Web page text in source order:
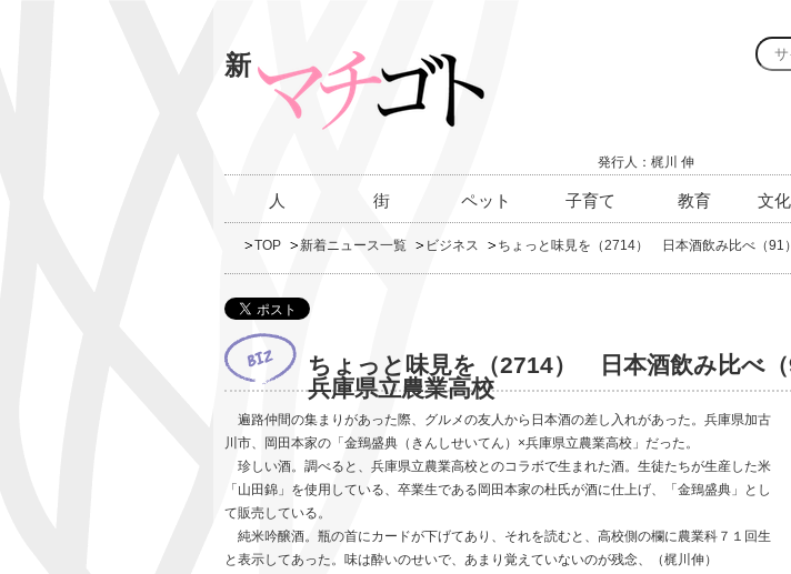
新
発行人：梶川 伸
人 街 ペット 子育て 教育 文
TOP 新着ニュース一覧 ビジネス ちょっと味見を（2714） 日本酒飲み比べ（91
ちょっと味見を（2714） 日本酒飲み比べ（
兵庫県立農業高校
遍路仲間の集まりがあった際、グルメの友人から日本酒の差し入れがあった。兵庫県加古
川市、岡田本家の「金鵄盛典（きんしせいてん）×兵庫県立農業高校」だった。
珍しい酒。調べると、兵庫県立農業高校とのコラボで生まれた酒。生徒たちが生産した米
「山田錦」を使用している、卒業生である岡田本家の杜氏が酒に仕上げ、「金鵄盛典」とし
て販売している。
純米吟醸酒。瓶の首にカードが下げてあり、それを読むと、高校側の欄に農業科７１回生
と表示してあった。味は酔いのせいで、あまり覚えていないのが残念、（梶川伸）